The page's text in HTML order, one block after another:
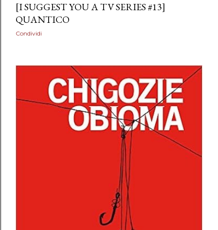
[I SUGGEST YOU A TV SERIES #13]
QUANTICO
Condividi